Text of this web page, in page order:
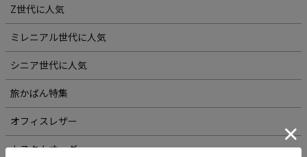
Z世代に人気
ミレニアル世代に人気
シニア世代に人気
旅かばん特集
オフィスレザー
カスタムオーダー